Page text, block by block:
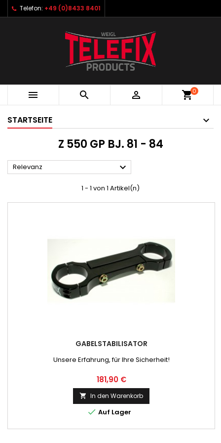
Telefon: +49 (0)8433 8401
   shopping_cart0
STARTSEITE
Z 550 GP BJ. 81 - 84
Relevanz 
1 - 1 von 1 Artikel(n)
GABELSTABILISATOR
Unsere Erfahrung, für Ihre Sicherheit!
Preis
181,90 €
 In den Warenkorb
 Auf Lager